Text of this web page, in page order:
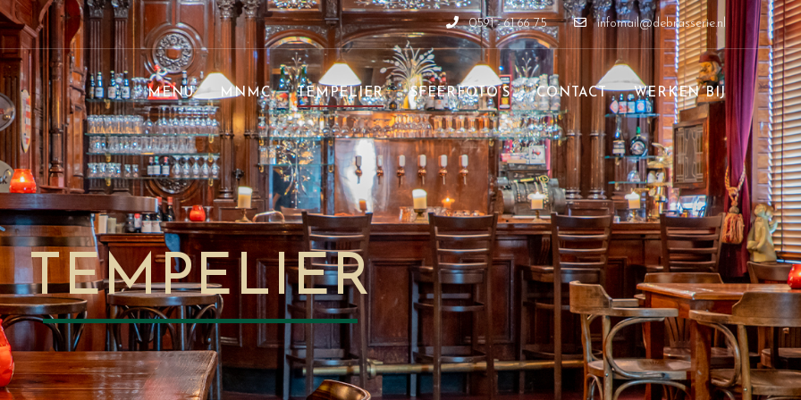
0591 - 61 66 75 infomail@debrasserie.nl
MENU MNMC TEMPELIER SFEERFOTO’S CONTACT WERKEN BIJ
TEMPELIER